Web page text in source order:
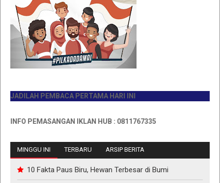
PEMBACA PERTAMA HARI INI
PEMASANGAN IKLAN HUB : 0811767335
MINGGU INI TERBARU ARSIP BERITA
10 Fakta Paus Biru, Hewan Terbesar di Bumi